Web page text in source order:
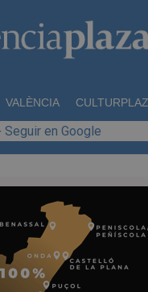
VALÈNCIA
Seguir en Google